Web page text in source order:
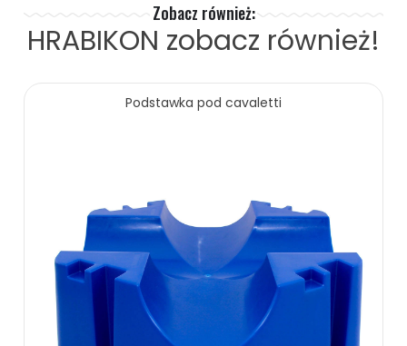
Zobacz również:
HRABIKON zobacz również!
Podstawka pod cavaletti